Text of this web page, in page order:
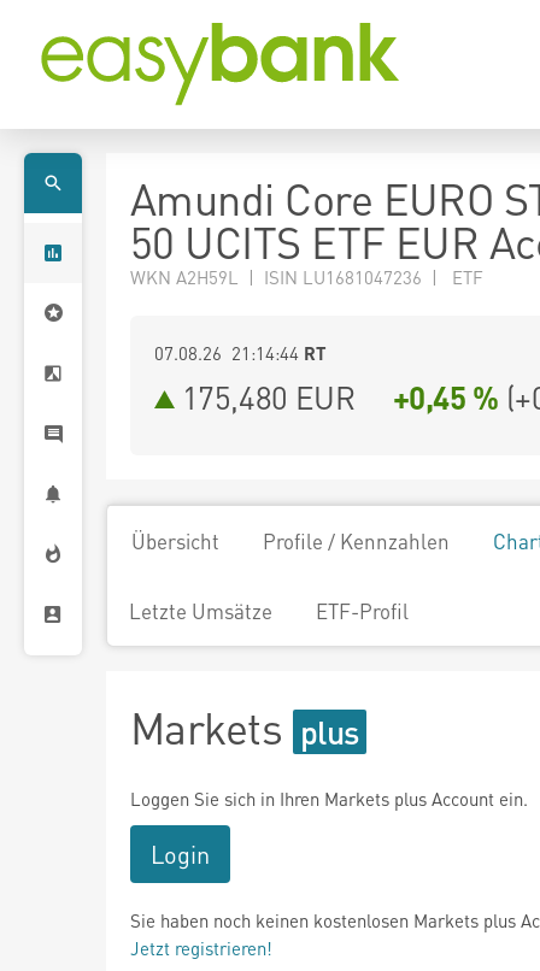
Amundi Core EURO
50 UCITS ETF EUR
WKN A2H59L | ISIN LU1681047236 | ETF
07.08.26 21:14:44 RT
175,480 EUR +0,45 % (
Übersicht Profile / Kennzahlen
Letzte Umsätze ETF-Profil
Markets
Loggen Sie sich in Ihren Markets plus Account ein.
Login
Sie haben noch keinen kostenlosen Markets plus
Jetzt registrieren!